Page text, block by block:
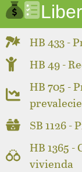
HB 433 -
HB 49 -
HB 705 -
SB 1126 -
HB 1365
vivienda